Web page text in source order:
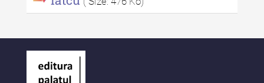
autor
Informații Utile